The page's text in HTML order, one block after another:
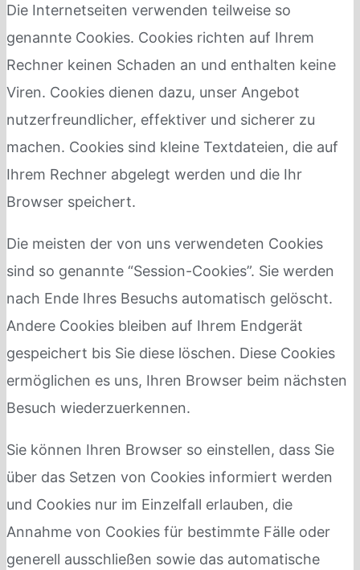
Die Internetseiten verwenden teilweise so
genannte Cookies. Cookies richten auf Ihrem
Rechner keinen Schaden an und enthalten keine
Viren. Cookies dienen dazu, unser Angebot
nutzerfreundlicher, effektiver und sicherer zu
machen. Cookies sind kleine Textdateien, die auf
Ihrem Rechner abgelegt werden und die Ihr
Browser speichert.
Die meisten der von uns verwendeten Cookies
sind so genannte “Session-Cookies”. Sie werden
nach Ende Ihres Besuchs automatisch gelöscht.
Andere Cookies bleiben auf Ihrem Endgerät
gespeichert bis Sie diese löschen. Diese Cookies
ermöglichen es uns, Ihren Browser beim nächsten
Besuch wiederzuerkennen.
Sie können Ihren Browser so einstellen, dass Sie
über das Setzen von Cookies informiert werden
und Cookies nur im Einzelfall erlauben, die
Annahme von Cookies für bestimmte Fälle oder
generell ausschließen sowie das automatische